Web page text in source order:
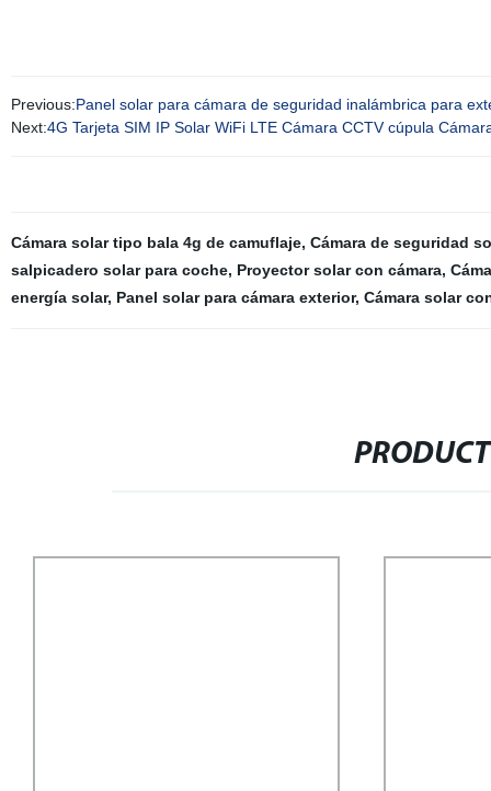
Previous:Panel solar para cámara de seguridad inalámbrica para
Next:4G Tarjeta SIM IP Solar WiFi LTE Cámara CCTV cúpula
Cámara solar tipo bala 4g de camuflaje, Cámara de seguridad
salpicadero solar para coche, Proyector solar con cámara,
energía solar, Panel solar para cámara exterior, Cámara solar